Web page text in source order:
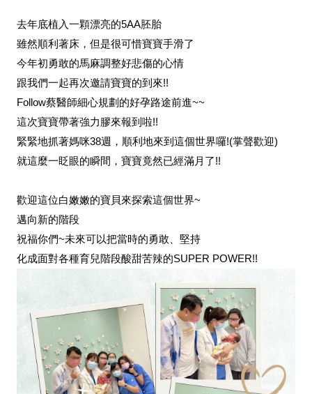
去年底植入一顆漂亮的5AA胚胎
雖然順利著床，但是很可惜寶寶手滑了
今年初勇敢的馬麻調整好悲傷的心情
跟我們一起再次邀請寶寶的到來!!
Follow蔡醫師細心規劃的好孕路途前進~~
這次寶寶帶著強力膠來報到啦!!
緊緊地抓著媽咪38週，順利地來到這個世界囉!(掌聲歡迎)
就這麼一眨眼的瞬間，寶寶竟然已經滿月了!!
歡迎這位白嫩嫩的寶貝來探索這個世界~
邁向新的階段
祝福你們~未來可以把當時的勇敢、堅持
化成面對各種育兒階段酸甜苦辣的SUPER POWER!!